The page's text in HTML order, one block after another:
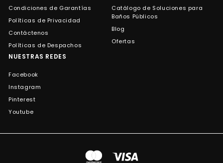
Condiciones de Garantías
Políticas de Privacidad
Contáctenos
Políticas de Despachos
Catálogo de Soluciones para
Baños Públicos
Blog
Ofertas
NUESTRAS REDES
Facebook
Instagram
Pinterest
Youtube